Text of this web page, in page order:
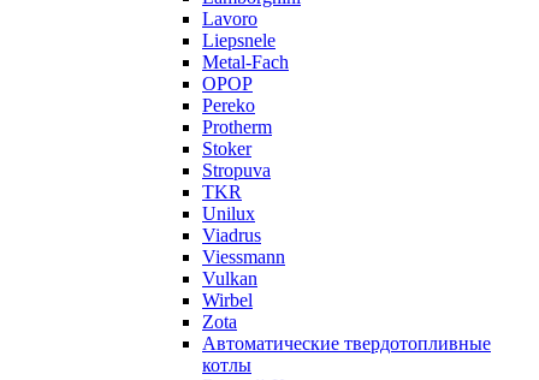
Lavoro
Liepsnele
Metal-Fach
OPOP
Pereko
Protherm
Stoker
Stropuva
TKR
Unilux
Viadrus
Viessmann
Vulkan
Wirbel
Zota
Автоматические твердотопливные
котлы